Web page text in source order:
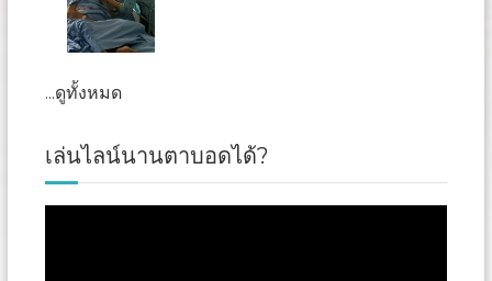
...ดูทั้งหมด
เล่นไลน์นานตาบอดได้?